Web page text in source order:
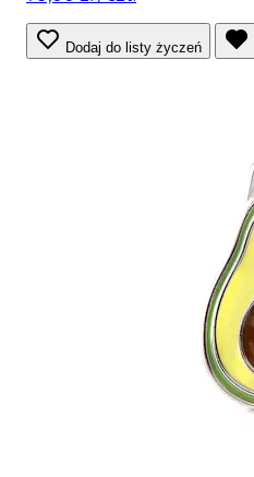
Dodaj do listy życzeń